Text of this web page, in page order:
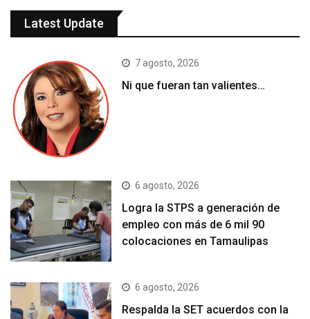
Latest Update
7 agosto, 2026
Ni que fueran tan valientes…
6 agosto, 2026
Logra la STPS a generación de
empleo con más de 6 mil 90
colocaciones en Tamaulipas
6 agosto, 2026
Respalda la SET acuerdos con la